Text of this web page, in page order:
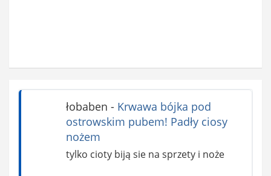
łobaben - Krwawa bójka pod
ostrowskim pubem! Padły ciosy
nożem
tylko cioty biją sie na sprzety i noże